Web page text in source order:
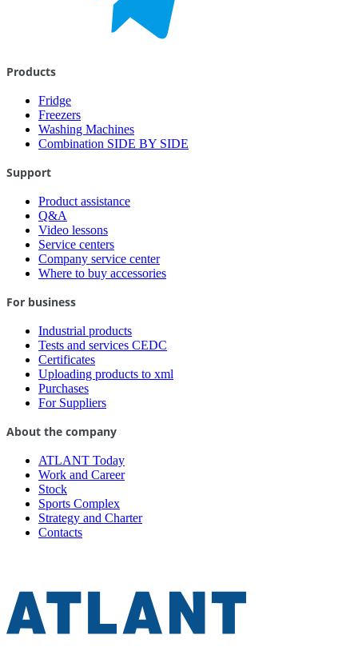
Products
Fridge
Freezers
Washing Machines
Combination SIDE BY SIDE
Support
Product assistance
Q&A
Video lessons
Service centers
Company service center
Where to buy accessories
For business
Industrial products
Tests and services CEDC
Certificates
Uploading products to xml
Purchases
For Suppliers
About the company
ATLANT Today
Work and Career
Stock
Sports Complex
Strategy and Charter
Contacts